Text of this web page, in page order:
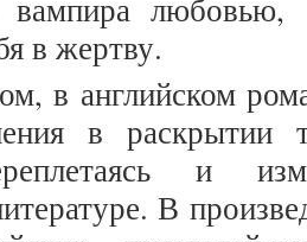
вампира
в жертву.
в английском
в раскрытии
и
В